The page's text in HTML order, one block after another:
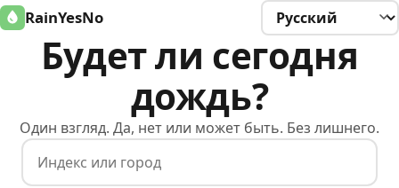
RainYesNo Taal / Language
Будет ли сегодня
дождь?
Один взгляд. Да, нет или может быть. Без лишнего.
Индекс или город